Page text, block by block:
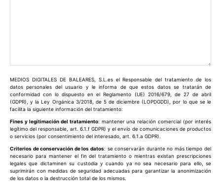
MEDIOS DIGITALES DE BALEARES, S.L.es el Responsable del tratamiento de los
datos personales del usuario y le informa de que estos datos se tratarán de
conformidad con lo dispuesto en el Reglamento (UE) 2016/679, de 27 de abril
(GDPR), y la Ley Orgánica 3/2018, de 5 de diciembre (LOPDGDD), por lo que se le
facilita la siguiente información del tratamiento:
Fines y legitimación del tratamiento: mantener una relación comercial (por interés
legítimo del responsable, art. 6.1.f GDPR) y el envío de comunicaciones de productos
o servicios (por consentimiento del interesado, art. 6.1.a GDPR).
Criterios de conservación de los datos: se conservarán durante no más tiempo del
necesario para mantener el fin del tratamiento o mientras existan prescripciones
legales que dictaminen su custodia y cuando ya no sea necesario para ello, se
suprimirán con medidas de seguridad adecuadas para garantizar la anonimización
de los datos o la destrucción total de los mismos.